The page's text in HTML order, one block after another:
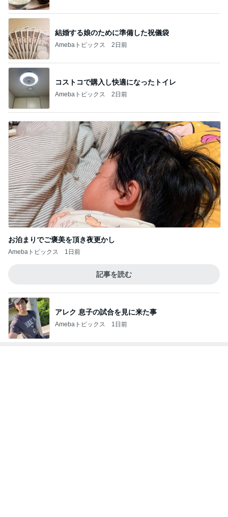
結婚する娘のために準備した祝儀袋
Amebaトピックス 2日前
コストコで購入し快適になったトイレ
Amebaトピックス 2日前
お泊まりでご褒美を頂き夜更かし
Amebaトピックス 1日前
記事を読む
アレク 息子の試合を見に来た事
Amebaトピックス 1日前